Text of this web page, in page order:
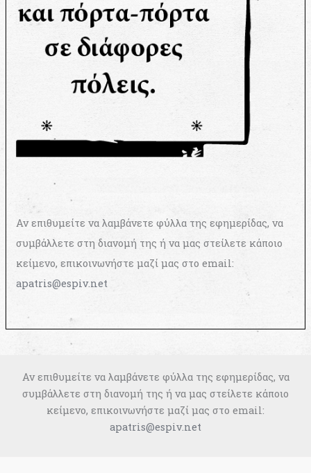
Αν επιθυμείτε να λαμβάνετε φύλλα της εφημερίδας, να
συμβάλλετε στη διανομή της ή να μας στείλετε κάποιο
κείμενο, επικοινωνήστε μαζί μας στο email:
apatris@espiv.net
Αν επιθυμείτε να λαμβάνετε φύλλα της εφημερίδας, να
συμβάλλετε στη διανομή της ή να μας στείλετε κάποιο
κείμενο, επικοινωνήστε μαζί μας στο email:
apatris@espiv.net